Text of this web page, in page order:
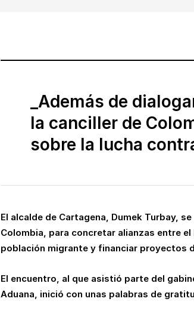
_Además de
la canciller de
sobre la lucha
El alcalde de Cartagena, Dumek Turbay,
Colombia, para concretar alianzas entre
población migrante y financiar proyectos
El encuentro, al que asistió parte del
Aduana, inició con unas palabras de